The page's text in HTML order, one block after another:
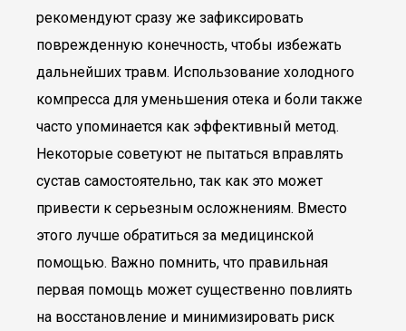
рекомендуют сразу же зафиксировать
поврежденную конечность, чтобы избежать
дальнейших травм. Использование холодного
компресса для уменьшения отека и боли также
часто упоминается как эффективный метод.
Некоторые советуют не пытаться вправлять
сустав самостоятельно, так как это может
привести к серьезным осложнениям. Вместо
этого лучше обратиться за медицинской
помощью. Важно помнить, что правильная
первая помощь может существенно повлиять
на восстановление и минимизировать риск